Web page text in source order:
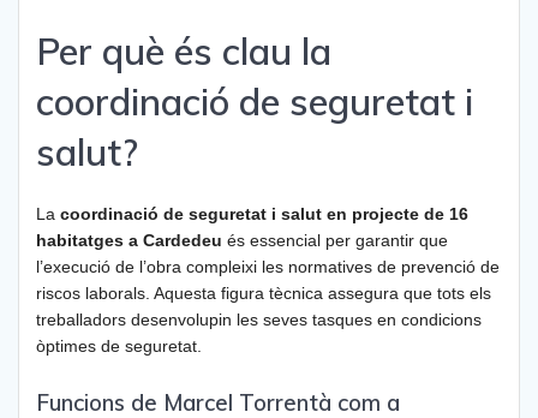
Per què és clau la
coordinació de seguretat i
salut?
La coordinació de seguretat i salut en projecte de 16
habitatges a Cardedeu és essencial per garantir que
l’execució de l’obra compleixi les normatives de prevenció de
riscos laborals. Aquesta figura tècnica assegura que tots els
treballadors desenvolupin les seves tasques en condicions
òptimes de seguretat.
Funcions de Marcel Torrentà com a